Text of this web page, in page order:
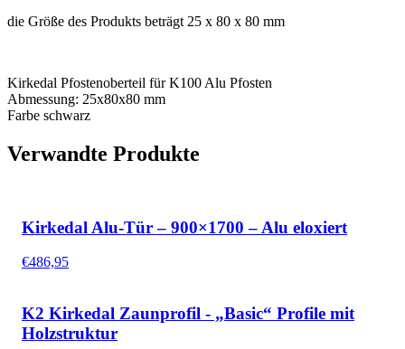
die Größe des Produkts beträgt 25 x 80 x 80 mm
Kirkedal Pfostenoberteil für K100 Alu Pfosten
Abmessung: 25x80x80 mm
Farbe schwarz
Verwandte Produkte
Kirkedal Alu-Tür – 900×1700 – Alu eloxiert
€486,95
K2 Kirkedal Zaunprofil - „Basic“ Profile mit
Holzstruktur